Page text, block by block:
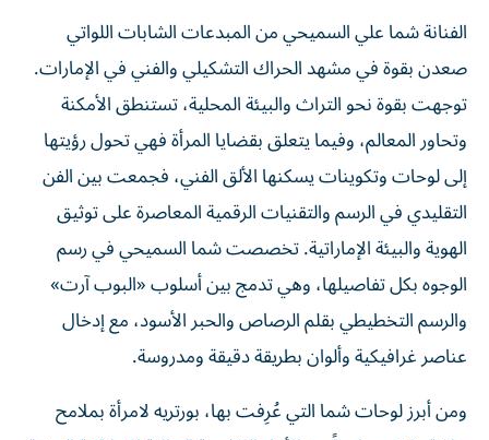
الفنانة شما علي السميحي من المبدعات الشابات اللواتي
صعدن بقوة في مشهد الحراك التشكيلي والفني في الإمارات.
توجهت بقوة نحو التراث والبيئة المحلية، تستنطق الأمكنة
وتحاور المعالم، وفيما يتعلق بقضايا المرأة فهي تحول رؤيتها
إلى لوحات وتكوينات يسكنها الألق الفني، فجمعت بين الفن
التقليدي في الرسم والتقنيات الرقمية المعاصرة على توثيق
الهوية والبيئة الإماراتية. تخصصت شما السميحي في رسم
الوجوه بكل تفاصيلها، وهي تدمج بين أسلوب «البوب آرت»
والرسم التخطيطي بقلم الرصاص والحبر الأسود، مع إدخال
عناصر غرافيكية وألوان بطريقة دقيقة ومدروسة.
ومن أبرز لوحات شما التي عُرِفت بها، بورتريه لامرأة بملامح